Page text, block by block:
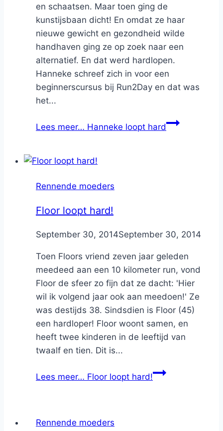
en schaatsen. Maar toen ging de
kunstijsbaan dicht! En omdat ze haar
nieuwe gewicht en gezondheid wilde
handhaven ging ze op zoek naar een
alternatief. En dat werd hardlopen.
Hanneke schreef zich in voor een
beginnerscursus bij Run2Day en dat was
het...
Lees meer… Hanneke loopt hard
Rennende moeders
Floor loopt hard!
ByNicole
September 30, 2014September 30, 2014
Toen Floors vriend zeven jaar geleden
meedeed aan een 10 kilometer run, vond
Floor de sfeer zo fijn dat ze dacht: 'Hier
wil ik volgend jaar ook aan meedoen!' Ze
was destijds 38. Sindsdien is Floor (45)
een hardloper! Floor woont samen, en
heeft twee kinderen in de leeftijd van
twaalf en tien. Dit is...
Lees meer… Floor loopt hard!
Rennende moeders